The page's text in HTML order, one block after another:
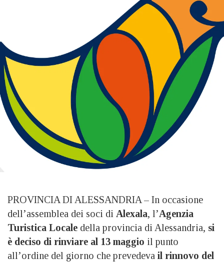
PROVINCIA DI ALESSANDRIA – In occasione
dell’assemblea dei soci di Alexala, l’Agenzia
Turistica Locale della provincia di Alessandria, si
è deciso di rinviare al 13 maggio il punto
all’ordine del giorno che prevedeva il rinnovo del